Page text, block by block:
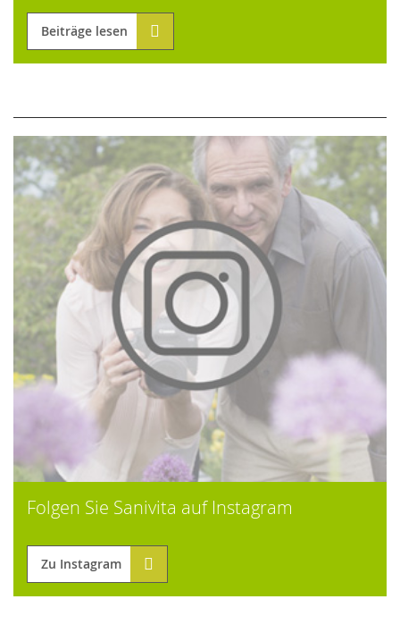
Beiträge lesen
Folgen Sie Sanivita auf Instagram
Zu Instagram